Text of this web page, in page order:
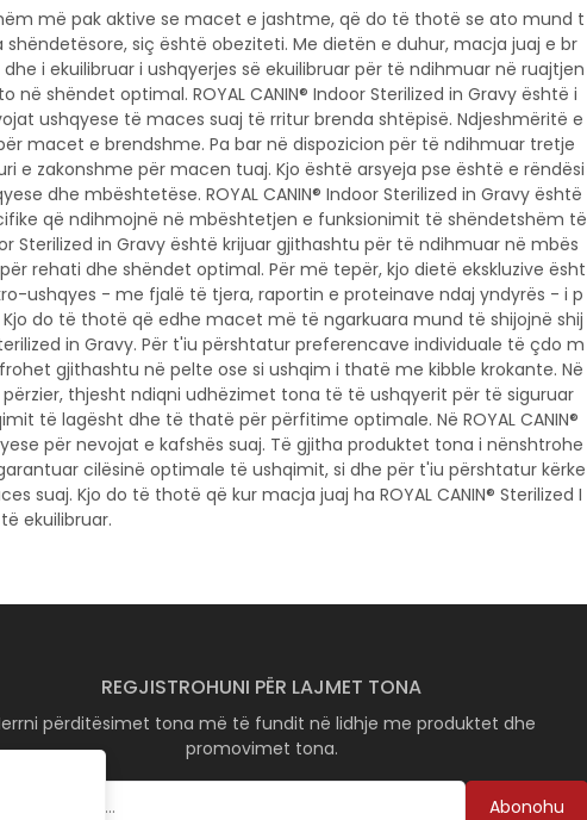
më pak aktive se macet e jashtme, që do të thotë se ato mund t
siç është obeziteti. Me dietën e duhur, macja juaj e br
i ekuilibruar i ushqyerjes së ekuilibruar për të ndihmuar në ruajtjen
shëndet optimal. ROYAL CANIN® Indoor Sterilized in Gravy është i
ushqyese të maces suaj të rritur brenda shtëpisë. Ndjeshmëritë e
macet e brendshme. Pa bar në dispozicion për të ndihmuar tretje
e zakonshme për macen tuaj. Kjo është arsyeja pse është e rëndësi
dhe mbështetëse. ROYAL CANIN® Indoor Sterilized in Gravy është
që ndihmojnë në mbështetjen e funksionimit të shëndetshëm të
Sterilized in Gravy është krijuar gjithashtu për të ndihmuar në mbës
rehati dhe shëndet optimal. Për më tepër, kjo dietë ekskluzive ësht
ushqyes - me fjalë të tjera, raportin e proteinave ndaj yndyrës - i p
do të thotë që edhe macet më të ngarkuara mund të shijojnë shij
in Gravy. Për t'iu përshtatur preferencave individuale të çdo m
gjithashtu në pelte ose si ushqim i thatë me kibble krokante. Në
thjesht ndiqni udhëzimet tona të të ushqyerit për të siguruar
të lagësht dhe të thatë për përfitime optimale. Në ROYAL CANIN®
për nevojat e kafshës suaj. Të gjitha produktet tona i nënshtrohe
cilësinë optimale të ushqimit, si dhe për t'iu përshtatur kërke
suaj. Kjo do të thotë që kur macja juaj ha ROYAL CANIN® Sterilized I
ekuilibruar.
REGJISTROHUNI PËR LAJMET TONA
përditësimet tona më të fundit në lidhje me produktet dhe
promovimet tona.
Abonohu